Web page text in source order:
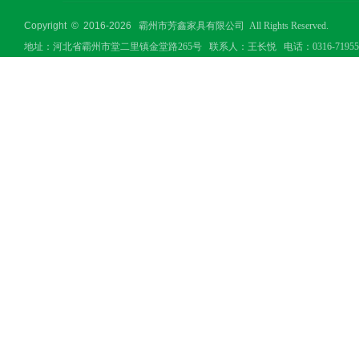
Copyright © 2016-2026
霸州市芳鑫家具有限公司 All Rights Reserved.
地址：河北省霸州市堂二里镇金堂路265号 联系人：王长悦 电话：0316-